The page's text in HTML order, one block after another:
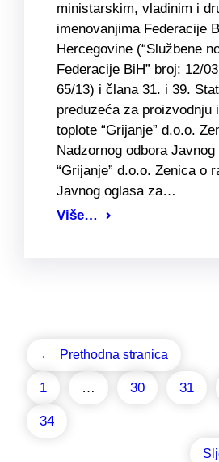
ministarskim, vladinim i
imenovanjima Federacije
Hercegovine (“Službene
Federacije BiH” broj: 12/
65/13) i člana 31. i 39.
preduzeća za proizvodnju
toplote “Grijanje” d.o.o.
Nadzornog odbora
“Grijanje” d.o.o. Zenica o
Javnog oglasa za…
Više…
← Prethodna stranica
1 … 30 31
34